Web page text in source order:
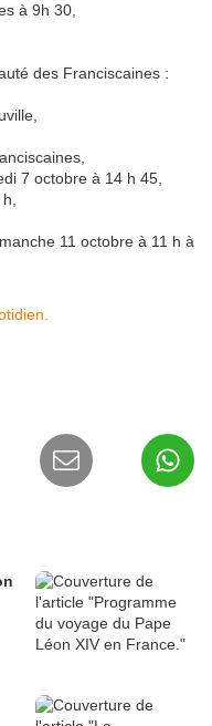
à 9h 30,
des Franciscaines :
7 octobre à 14 h 45,
11 octobre à 11 h à